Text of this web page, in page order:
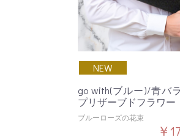
NEW
go with(ブルー)/青バ
プリザーブドフラワー
ブルーローズの花束
￥